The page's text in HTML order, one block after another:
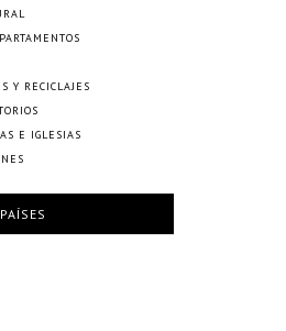
Y RECICLAJES
E IGLESIAS